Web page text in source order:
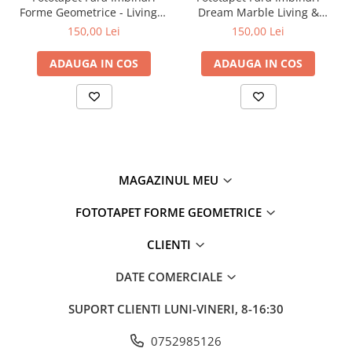
Forme Geometrice - Living &
Dormitor
150,00 Lei
ADAUGA IN COS
Dream Marble Living &
Dormitor
150,00 Lei
ADAUGA IN COS
MAGAZINUL MEU
FOTOTAPET FORME GEOMETRICE
CLIENTI
DATE COMERCIALE
SUPORT CLIENTI LUNI-VINERI, 8-16:30
0752985126